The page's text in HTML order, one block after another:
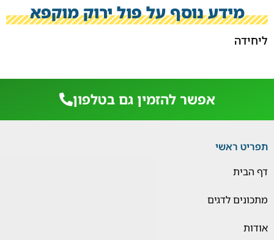
מידע נוסף על פול ירוק מוקפא
ליחידה
אפשר להזמין גם בטלפון
תפריט ראשי
דף הבית
מתכונים לדגים
אודות